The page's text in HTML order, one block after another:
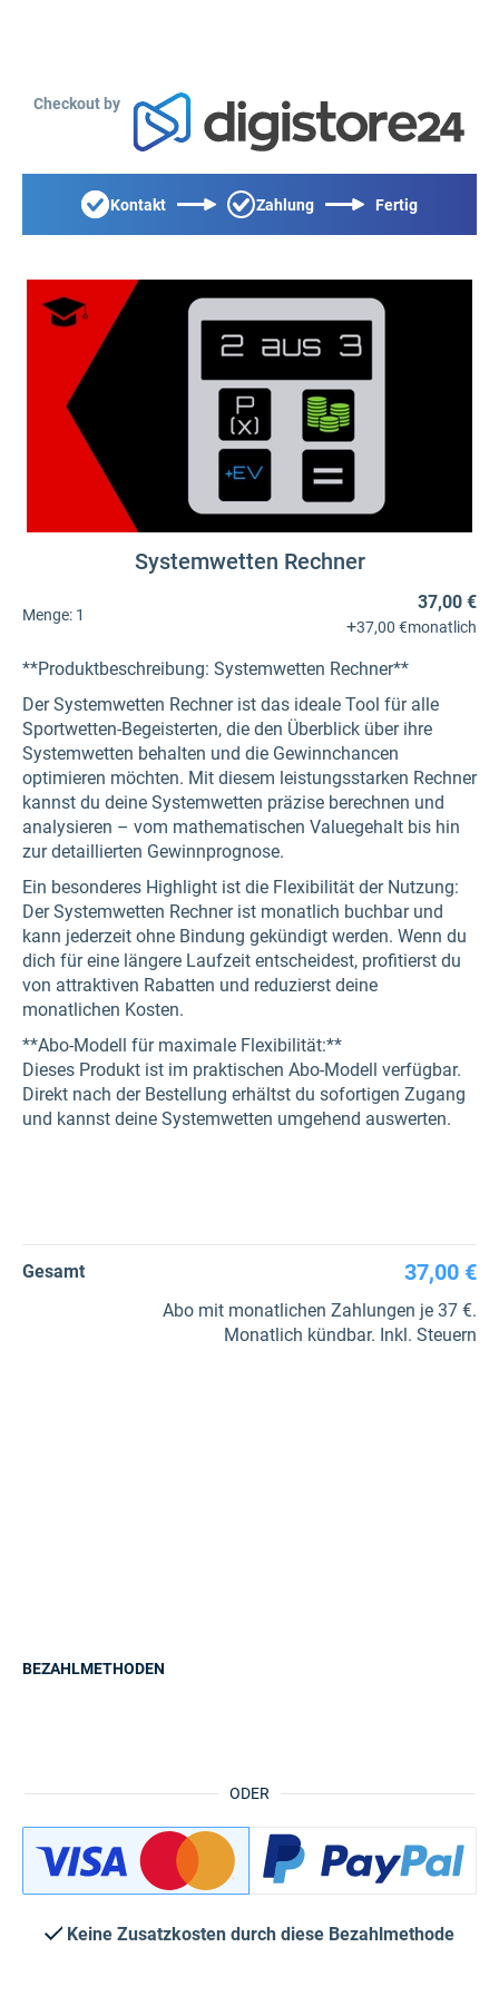
Checkout by
Kontakt Zahlung Fertig
Systemwetten Rechner
Menge: 1
37,00 €
+37,00 €monatlich
**Produktbeschreibung: Systemwetten Rechner**
Der Systemwetten Rechner ist das ideale Tool für alle
Sportwetten-Begeisterten, die den Überblick über ihre
Systemwetten behalten und die Gewinnchancen
optimieren möchten. Mit diesem leistungsstarken Rechner
kannst du deine Systemwetten präzise berechnen und
analysieren – vom mathematischen Valuegehalt bis hin
zur detaillierten Gewinnprognose.
Ein besonderes Highlight ist die Flexibilität der Nutzung:
Der Systemwetten Rechner ist monatlich buchbar und
kann jederzeit ohne Bindung gekündigt werden. Wenn du
dich für eine längere Laufzeit entscheidest, profitierst du
von attraktiven Rabatten und reduzierst deine
monatlichen Kosten.
**Abo-Modell für maximale Flexibilität:**
Dieses Produkt ist im praktischen Abo-Modell verfügbar.
Direkt nach der Bestellung erhältst du sofortigen Zugang
und kannst deine Systemwetten umgehend auswerten.
Gesamt 37,00 €
Abo mit monatlichen Zahlungen je 37 €.
Monatlich kündbar. Inkl. Steuern
ODER
BEZAHLMETHODEN
Keine Zusatzkosten durch diese Bezahlmethode